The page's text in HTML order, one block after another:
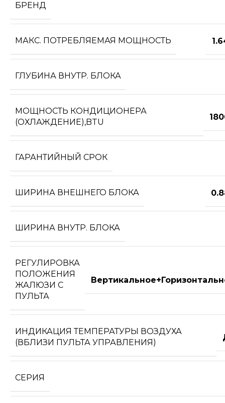
БРЕНД
МАКС. ПОТРЕБЛЯЕМАЯ МОЩНОСТЬ
ГЛУБИНА ВНУТР. БЛОКА
МОЩНОСТЬ КОНДИЦИОНЕРА
(ОХЛАЖДЕНИЕ),BTU
ГАРАНТИЙНЫЙ СРОК
ШИРИНА ВНЕШНЕГО БЛОКА
ШИРИНА ВНУТР. БЛОКА
РЕГУЛИРОВКА
ПОЛОЖЕНИЯ
ЖАЛЮЗИ С
ПУЛЬТА
ИНДИКАЦИЯ ТЕМПЕРАТУРЫ ВОЗДУХА
(ВБЛИЗИ ПУЛЬТА УПРАВЛЕНИЯ)
СЕРИЯ